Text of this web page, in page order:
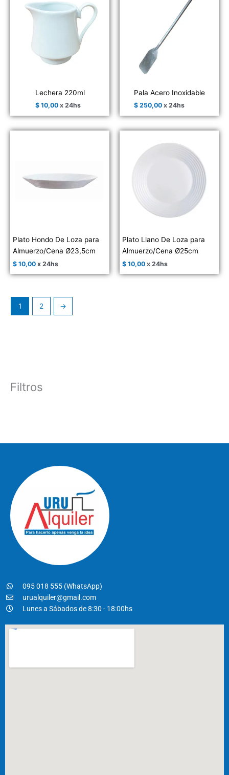
Filtros
Lechera 220ml
$10,00x 24hs
Pala Acero Inoxidable
$250,00x 24hs
Plato Hondo De Loza para
Almuerzo/Cena Ø23,5cm
$ 10,00 x 24hs
Plato Llano De Loza para
Almuerzo/Cena Ø25cm
$ 10,00 x 24hs
1 2 →
095 018 555 (WhatsApp)
urualquiler@gmail.com
Lunes a Sábados de 8:30 - 18:00hs